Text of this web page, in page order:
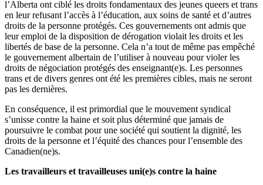
l’Alberta ont ciblé les droits fondamentaux des jeunes queers et trans
en leur refusant l’accès à l’éducation, aux soins de santé et d’autres
droits de la personne protégés. Ces gouvernements ont admis que
leur emploi de la disposition de dérogation violait les droits et les
libertés de base de la personne. Cela n’a tout de même pas empêché
le gouvernement albertain de l’utiliser à nouveau pour violer les
droits de négociation protégés des enseignant(e)s. Les personnes
trans et de divers genres ont été les premières cibles, mais ne seront
pas les dernières.
En conséquence, il est primordial que le mouvement syndical
s’unisse contre la haine et soit plus déterminé que jamais de
poursuivre le combat pour une société qui soutient la dignité, les
droits de la personne et l’équité des chances pour l’ensemble des
Canadien(ne)s.
Les travailleurs et travailleuses uni(e)s contre la haine